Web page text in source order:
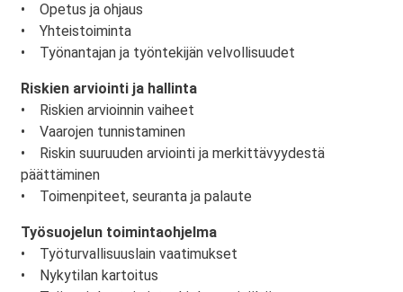
• Opetus ja ohjaus
• Yhteistoiminta
• Työnantajan ja työntekijän velvollisuudet
Riskien arviointi ja hallinta
• Riskien arvioinnin vaiheet
• Vaarojen tunnistaminen
• Riskin suuruuden arviointi ja merkittävyydestä
päättäminen
• Toimenpiteet, seuranta ja palaute
Työsuojelun toimintaohjelma
• Työturvallisuuslain vaatimukset
• Nykytilan kartoitus